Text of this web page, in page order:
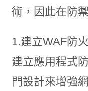
術，因此在防
1.建立WAF防
建立應用程式
門設計來增強